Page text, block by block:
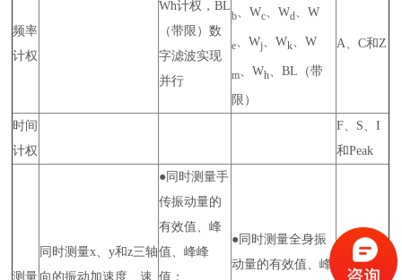
频率
计权
Wh计权，BL
（带限）数
字滤波实现
并行
b、Wc、Wd、W
e 、Wj 、Wk 、W
m 、Wh 、BL（带
限）
A、C和Z
时间
计权
F、S、I
和Peak
测量
同时测量x、y和z三轴
向的振动加速度、速
●同时测量手
传振动量的
有效值、峰
值、峰峰
值；
●同时测量全身振
动量的有效值、峰
同时测量